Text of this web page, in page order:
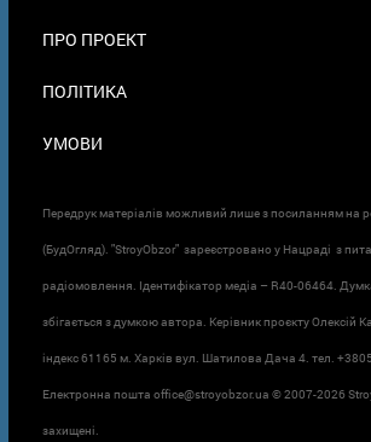
ПРО ПРОЕКТ
ПОЛІТИКА
УМОВИ
Передрук матеріалів можливий лише з посиланням на
(БудОгляд). "StroyObzor" зареєстровано у Нацраді з
радіомовлення. Ідентифікатор медіа – R40-06464.
збігається з думкою автора. Керівник проєкту Олексій
індекс 61165 м. Харків вул. Шатилова Дача 4. тел.
Електронна пошта office@stroyobzor.ua © 2007-2026
захищені.